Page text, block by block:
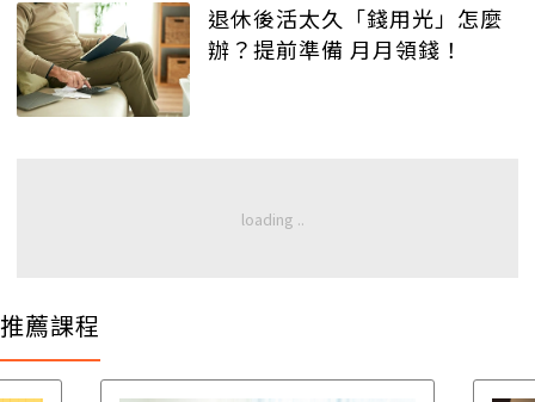
退休後活太久「錢用光」怎麼
辦？提前準備 月月領錢！
推薦課程